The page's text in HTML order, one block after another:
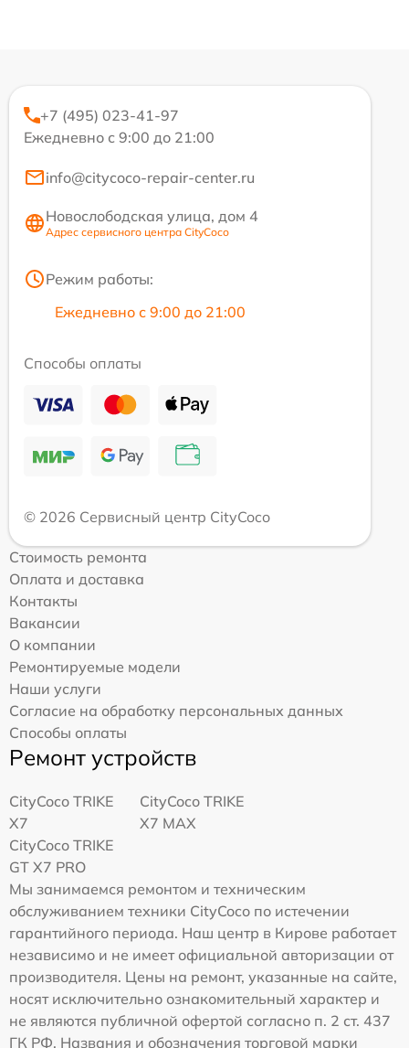
+7 (495) 023-41-97
Ежедневно с 9:00 до 21:00
info@citycoco-repair-center.ru
Новослободская улица, дом 4
Адрес сервисного центра CityCoco
Режим работы:
Ежедневно с 9:00 до 21:00
Способы оплаты
© 2026 Сервисный центр CityCoco
Стоимость ремонта
Оплата и доставка
Контакты
Вакансии
О компании
Ремонтируемые модели
Наши услуги
Согласие на обработку персональных данных
Способы оплаты
Ремонт устройств
CityCoco TRIKE
X7
CityCoco TRIKE
X7 MAX
CityCoco TRIKE
GT X7 PRO
Мы занимаемся ремонтом и техническим
обслуживанием техники CityCoco по истечении
гарантийного периода. Наш центр в Кирове работает
независимо и не имеет официальной авторизации от
производителя. Цены на ремонт, указанные на сайте,
носят исключительно ознакомительный характер и
не являются публичной офертой согласно п. 2 ст. 437
ГК РФ. Названия и обозначения торговой марки